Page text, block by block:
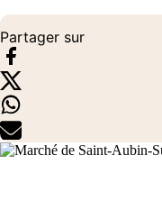
Partager sur